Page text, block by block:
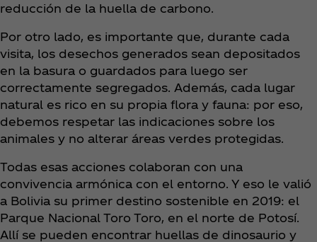
reducción de la huella de carbono.
Por otro lado, es importante que, durante cada
visita, los desechos generados sean depositados
en la basura o guardados para luego ser
correctamente segregados. Además, cada lugar
natural es rico en su propia flora y fauna: por eso,
debemos respetar las indicaciones sobre los
animales y no alterar áreas verdes protegidas.
Todas esas acciones colaboran con una
convivencia armónica con el entorno. Y eso le valió
a Bolivia su primer destino sostenible en 2019: el
Parque Nacional Toro Toro, en el norte de Potosí.
Allí se pueden encontrar huellas de dinosaurio y